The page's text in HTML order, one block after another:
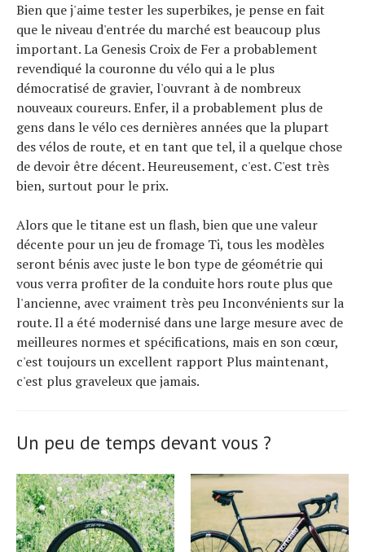
Bien que j'aime tester les superbikes, je pense en fait
que le niveau d'entrée du marché est beaucoup plus
important. La Genesis Croix de Fer a probablement
revendiqué la couronne du vélo qui a le plus
démocratisé de gravier, l'ouvrant à de nombreux
nouveaux coureurs. Enfer, il a probablement plus de
gens dans le vélo ces dernières années que la plupart
des vélos de route, et en tant que tel, il a quelque chose
de devoir être décent. Heureusement, c'est. C'est très
bien, surtout pour le prix.
Alors que le titane est un flash, bien que une valeur
décente pour un jeu de fromage Ti, tous les modèles
seront bénis avec juste le bon type de géométrie qui
vous verra profiter de la conduite hors route plus que
l'ancienne, avec vraiment très peu Inconvénients sur la
route. Il a été modernisé dans une large mesure avec de
meilleures normes et spécifications, mais en son cœur,
c'est toujours un excellent rapport Plus maintenant,
c'est plus graveleux que jamais.
Un peu de temps devant vous ?